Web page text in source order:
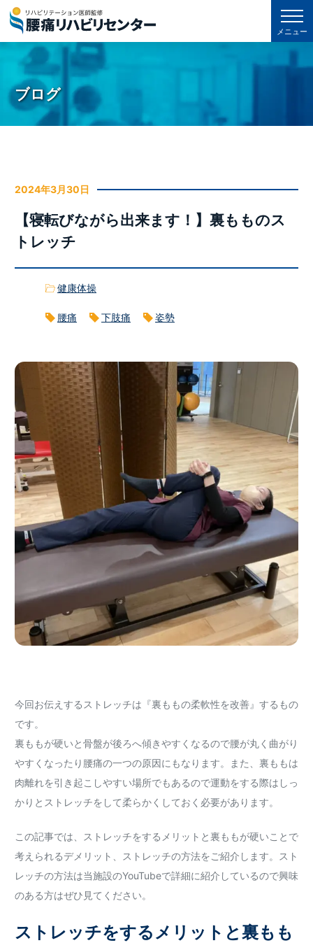
メニュー
ブログ
2024年3月30日
【寝転びながら出来ます！】裏もものス
トレッチ
健康体操
腰痛 下肢痛 姿勢
今回お伝えするストレッチは『裏ももの柔軟性を改善』するもの
です。
裏ももが硬いと骨盤が後ろへ傾きやすくなるので腰が丸く曲がり
やすくなったり腰痛の一つの原因にもなります。また、裏ももは
肉離れを引き起こしやすい場所でもあるので運動をする際はしっ
かりとストレッチをして柔らかくしておく必要があります。
この記事では、ストレッチをするメリットと裏ももが硬いことで
考えられるデメリット、ストレッチの方法をご紹介します。スト
レッチの方法は当施設のYouTubeで詳細に紹介しているので興味
のある方はぜひ見てください。
ストレッチをするメリットと裏もも